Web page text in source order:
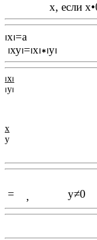
x, если x
⏐x⏐=
⏐ху⏐=⏐х⏐∗⏐у⏐
⏐х⏐
⏐у⏐
х
у
=
, у≠0